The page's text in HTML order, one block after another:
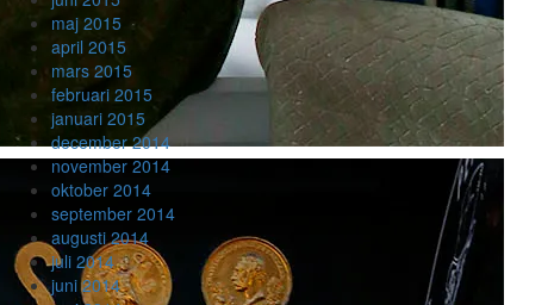
maj 2015
april 2015
mars 2015
februari 2015
januari 2015
december 2014
november 2014
oktober 2014
september 2014
augusti 2014
juli 2014
juni 2014